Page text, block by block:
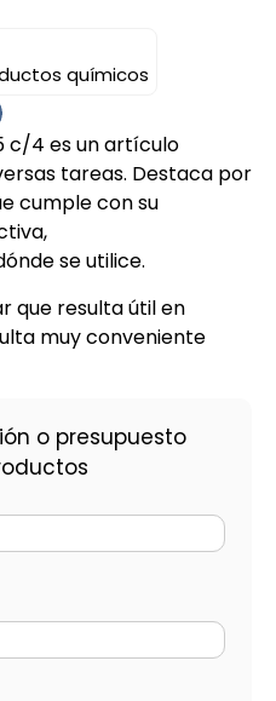
químicos
c/4 es un artículo
tareas. Destaca por
cumple con su
se utilice.
que resulta útil en
muy conveniente
o presupuesto